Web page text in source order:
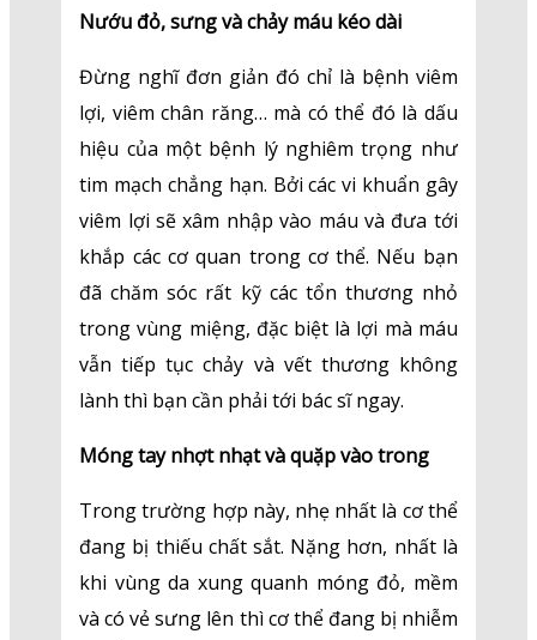
Nướu đỏ, sưng và chảy máu kéo dài
Đừng nghĩ đơn giản đó chỉ là bệnh viêm
lợi, viêm chân răng… mà có thể đó là dấu
hiệu của một bệnh lý nghiêm trọng như
tim mạch chẳng hạn. Bởi các vi khuẩn gây
viêm lợi sẽ xâm nhập vào máu và đưa tới
khắp các cơ quan trong cơ thể. Nếu bạn
đã chăm sóc rất kỹ các tổn thương nhỏ
trong vùng miệng, đặc biệt là lợi mà máu
vẫn tiếp tục chảy và vết thương không
lành thì bạn cần phải tới bác sĩ ngay.
Móng tay nhợt nhạt và quặp vào trong
Trong trường hợp này, nhẹ nhất là cơ thể
đang bị thiếu chất sắt. Nặng hơn, nhất là
khi vùng da xung quanh móng đỏ, mềm
và có vẻ sưng lên thì cơ thể đang bị nhiễm